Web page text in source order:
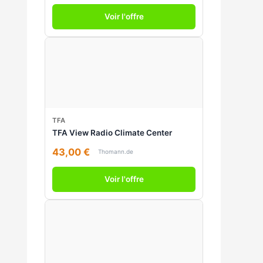
Voir l'offre
TFA
TFA View Radio Climate Center
43,00 € Thomann.de
Voir l'offre